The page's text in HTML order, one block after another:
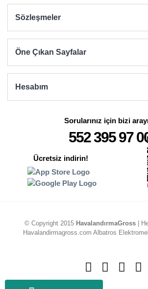
Sözleşmeler
Öne Çıkan Sayfalar
Hesabım
Sorularınız için bizi
552 395 97
Ücretsiz indirin!
© Copyright 2015 HavalandırmaGross |
Havalandirmagross.com Albatros